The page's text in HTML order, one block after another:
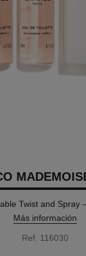
Twist and Spray
Más información
Ref. 116030